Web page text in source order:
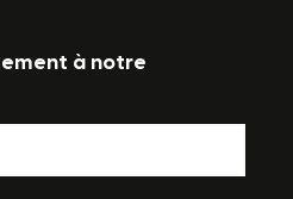
à notre